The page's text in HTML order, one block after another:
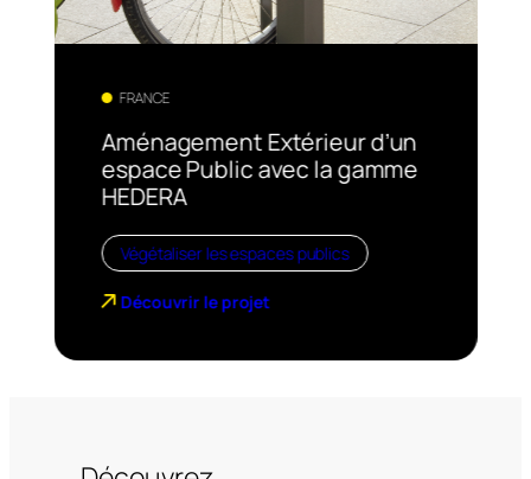
FRANCE
Aménagement Extérieur d’un
espace Public avec la gamme
HEDERA
Végétaliser les espaces publics
Découvrir le projet